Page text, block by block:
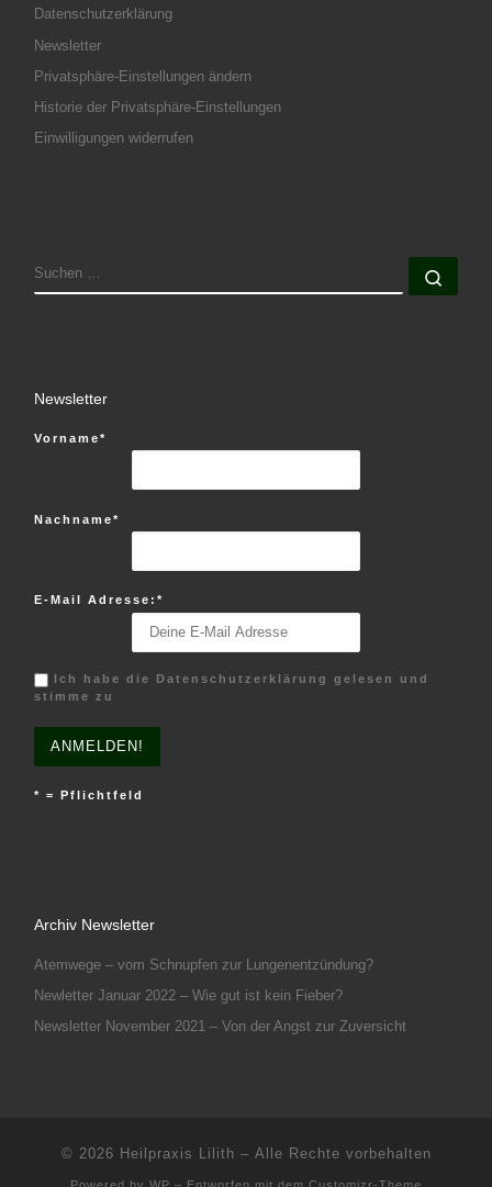
Datenschutzerklärung
Newsletter
Privatsphäre-Einstellungen ändern
Historie der Privatsphäre-Einstellungen
Einwilligungen widerrufen
SUCHE
Newsletter
Vorname*
Nachname*
E-Mail Adresse:*
Ich habe die Datenschutzerklärung gelesen und
stimme zu
* = Pflichtfeld
Archiv Newsletter
Atemwege – vom Schnupfen zur Lungenentzündung?
Newletter Januar 2022 – Wie gut ist kein Fieber?
Newsletter November 2021 – Von der Angst zur Zuversicht
© 2026 Heilpraxis Lilith – Alle Rechte vorbehalten